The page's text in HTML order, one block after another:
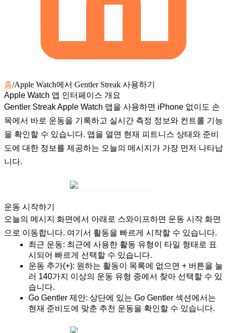
홈/Apple Watch에서 Gentler Streak 사용하기
Apple Watch 앱 인터페이스 개요
Gentler Streak Apple Watch 앱을 사용하면 iPhone 없이도 손
목에서 바로 운동을 기록하고 실시간 측정 정보와 컨트롤 기능
을 확인할 수 있습니다. 앱을 열면 현재 피트니스 상태와 준비
도에 대한 정보를 제공하는 오늘의 메시지가 가장 먼저 나타납
니다.
운동 시작하기
오늘의 메시지 화면에서 아래로 스와이프하면 운동 시작 화면
으로 이동합니다. 여기서 활동을 빠르게 시작할 수 있습니다.
최근 운동: 최근에 사용한 활동 유형이 타일 형태로 표
시되어 빠르게 선택할 수 있습니다.
운동 추가(+): 원하는 활동이 목록에 없으면 + 버튼을 눌
러 140가지 이상의 운동 유형 중에서 찾아 선택할 수 있
습니다.
Go Gentler 제안: 상단에 있는 Go Gentler 섹션에서는
현재 준비도에 맞춘 추천 운동을 확인할 수 있습니다.